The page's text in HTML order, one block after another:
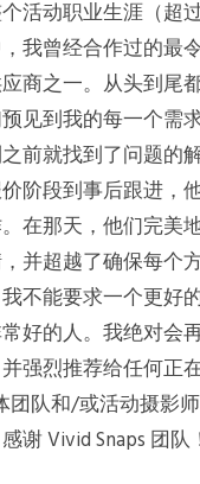
活动职业生涯（超
我曾经合作过的最
商之一。从头到尾
见到我的每一个需
前就找到了问题的
阶段到事后跟进，
在那天，他们完美
并超越了确保每个
不能要求一个更好的
好的人。我绝对会
强烈推荐给任何正
团队和/或活动摄影
谢 Vivid Snaps 团队